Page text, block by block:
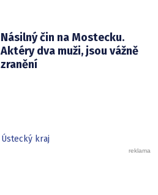
Násilný čin na Mostecku.
Aktéry dva muži, jsou vážně
zranění
Ústecký kraj